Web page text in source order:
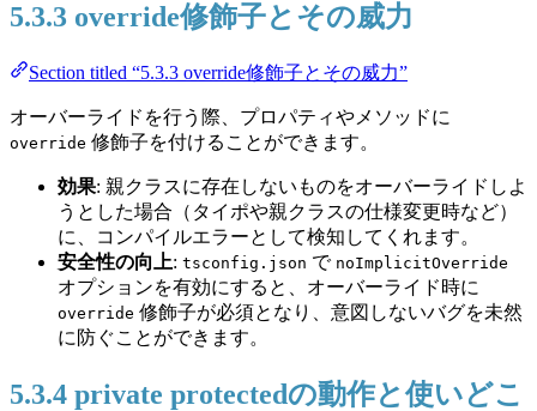
5.3.3 override修飾子とその威力
Section titled “5.3.3 override修飾子とその威力”
オーバーライドを行う際、プロパティやメソッドに
override 修飾子を付けることができます。
効果: 親クラスに存在しないものをオーバーライドしよ
うとした場合（タイポや親クラスの仕様変更時など）
に、コンパイルエラーとして検知してくれます。
安全性の向上: tsconfig.json で noImplicitOverride
オプションを有効にすると、オーバーライド時に
override 修飾子が必須となり、意図しないバグを未然
に防ぐことができます。
5.3.4 private protectedの動作と使いどこ